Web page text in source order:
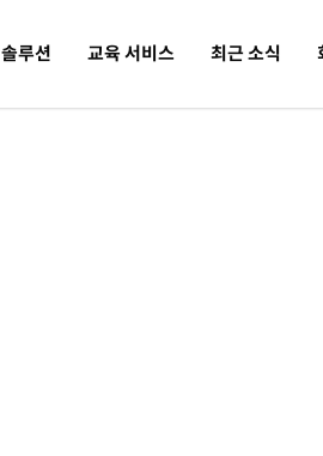
솔루션 교육 서비스 최근 소식